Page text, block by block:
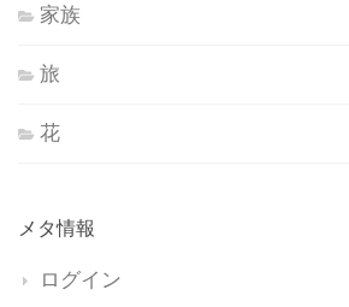
家族
旅
花
メタ情報
ログイン